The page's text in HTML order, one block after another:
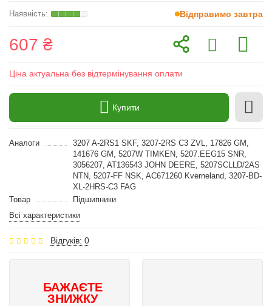
Відправимо завтра
607 ₴
Ціна актуальна без відтермінування оплати
Купити
Аналоги
3207 A-2RS1 SKF, 3207-2RS C3 ZVL, 17826 GM,
141676 GM, 5207W TIMKEN, 5207.EEG15 SNR,
3056207, AT136543 JOHN DEERE, 5207SCLLD/2AS
NTN, 5207-FF NSK, AC671260 Kverneland, 3207-BD-
XL-2HRS-C3 FAG
Товар
Підшипники
Всі характеристики
Відгуків: 0
БАЖАЄТЕ
ЗНИЖКУ